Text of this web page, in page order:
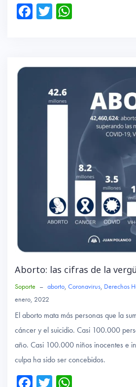
Fa
ok
T
p
Aborto: las cifras de la
Soporte – aborto, Coronavirus, Derechos
enero, 2022
El aborto mata más personas que la
cáncer y el suicidio. Casi 100.000
año. Casi 100.000 niños inocentes e
culpa ha sido ser concebidos.